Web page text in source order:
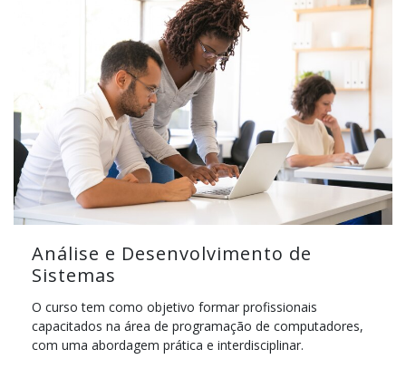
Análise e Desenvolvimento de
Sistemas
O curso tem como objetivo formar profissionais
capacitados na área de programação de computadores,
com uma abordagem prática e interdisciplinar.